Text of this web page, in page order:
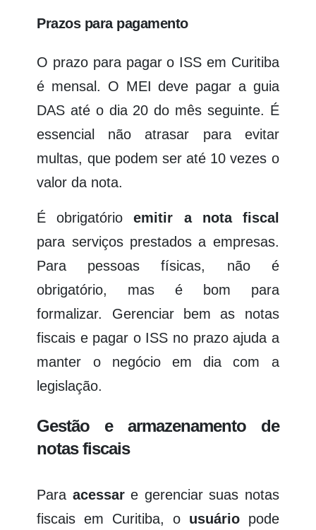
Prazos para pagamento
O prazo para pagar o ISS em Curitiba
é mensal. O MEI deve pagar a guia
DAS até o dia 20 do mês seguinte. É
essencial não atrasar para evitar
multas, que podem ser até 10 vezes o
valor da nota.
É obrigatórioemitir a nota fiscal
para serviços prestados a empresas.
Para pessoas físicas, não é
obrigatório, mas é bom para
formalizar. Gerenciar bem as notas
fiscais e pagar o ISS no prazo ajuda a
manter o negócio em dia com a
legislação.
Gestão e armazenamento de
notas fiscais
Para acessare gerenciar suas notas
fiscais em Curitiba, o usuáriopode